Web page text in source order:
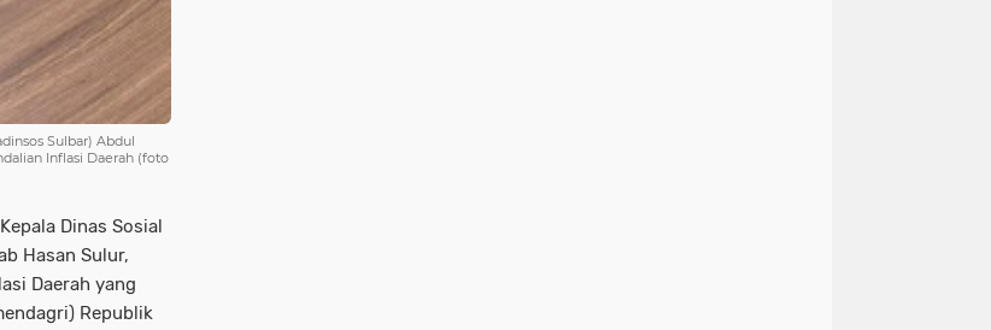
Sulbar) Abdul
Inflasi Daerah (foto
Dinas Sosial
Hasan Sulur,
Daerah yang
Republik